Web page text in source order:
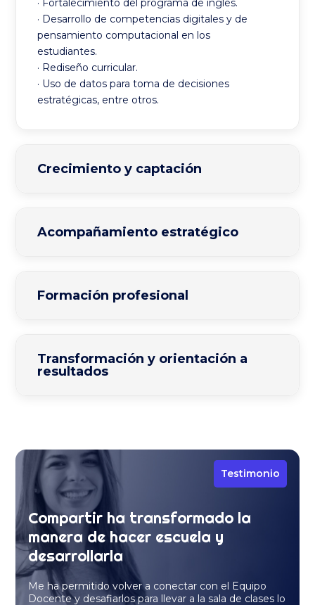
· Desarrollo de competencias digitales y de
pensamiento computacional en los
estudiantes.
· Rediseño curricular.
· Uso de datos para toma de decisiones
estratégicas, entre otros.
Crecimiento y captación
Acompañamiento estratégico
Formación profesional
Transformación y orientación a
resultados
Testimonio
Compartir ha transformado la
manera de hacer escuela y
desarrollarla
Me ha permitido volver a conectar con el Equipo
Docente y desafiarlos para llevar a la sala de clases lo